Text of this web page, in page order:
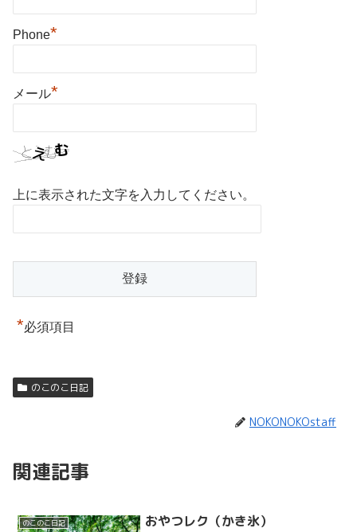
Phone*
メール*
上に表示された文字を入力してください。
*必須項目
のこのこ日記
NOKONOKOstaff
関連記事
のこのこ日記 おやつレク（かき氷）